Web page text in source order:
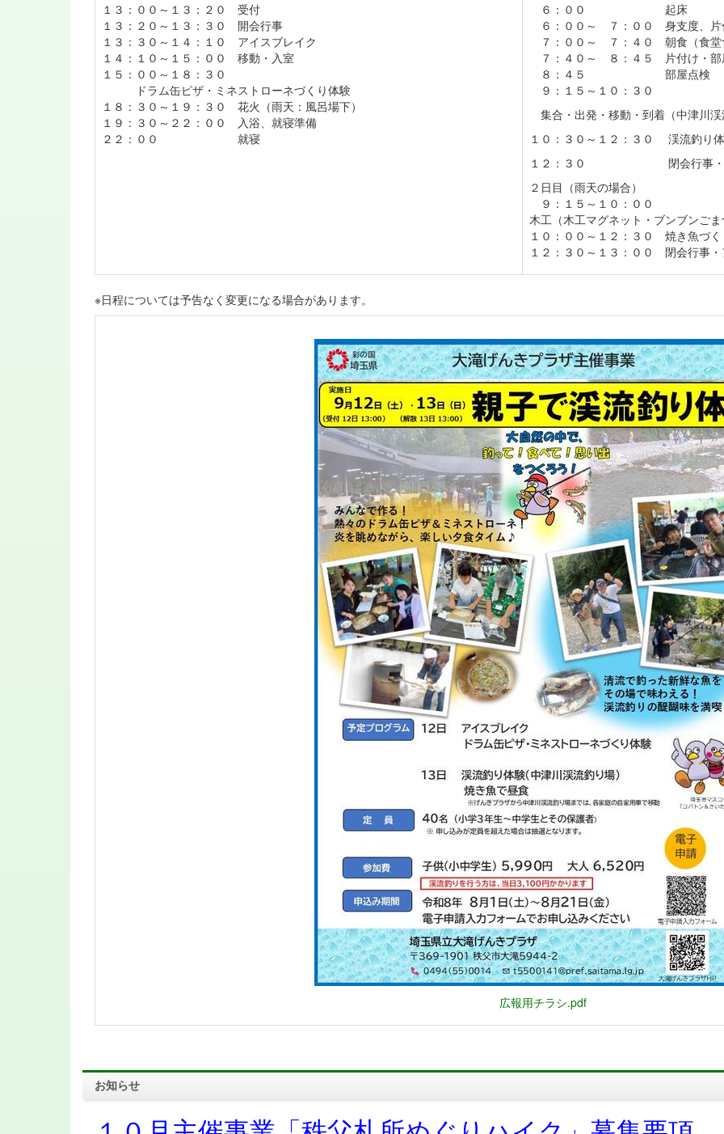
１３：００～１３：２０ 受付
１３：２０～１３：３０ 開会行事
１３：３０～１４：１０ アイスブレイク
１４：１０～１５：００ 移動・入室
１５：００～１８：３０
ドラム缶ピザ・ミネストローネづくり体験
１８：３０～１９：３０ 花火（雨天：風呂場下）
１９：３０～２２：００ 入浴、就寝準備
２２：００ 就寝
６：００ 起床
６：００～ ７：００ 身支度、片
７：００～ ７：４０ 朝食（食堂
７：４０～ ８：４５ 片付け・部
８：４５ 部屋点検
９：１５～１０：３０
集合・出発・移動・到着（中津川渓
１０：３０～１２：３０ 渓流釣り
１２：３０ 閉会行事・ア
２日目（雨天の場合）
９：１５～１０：００
木工（木工マグネット・ブンブンごま
１０：００～１２：３０ 焼き魚づく
１２：３０～１３：００ 閉会行事・
※日程については予告なく変更になる場合があります。
広報用チラシ.pdf
お知らせ